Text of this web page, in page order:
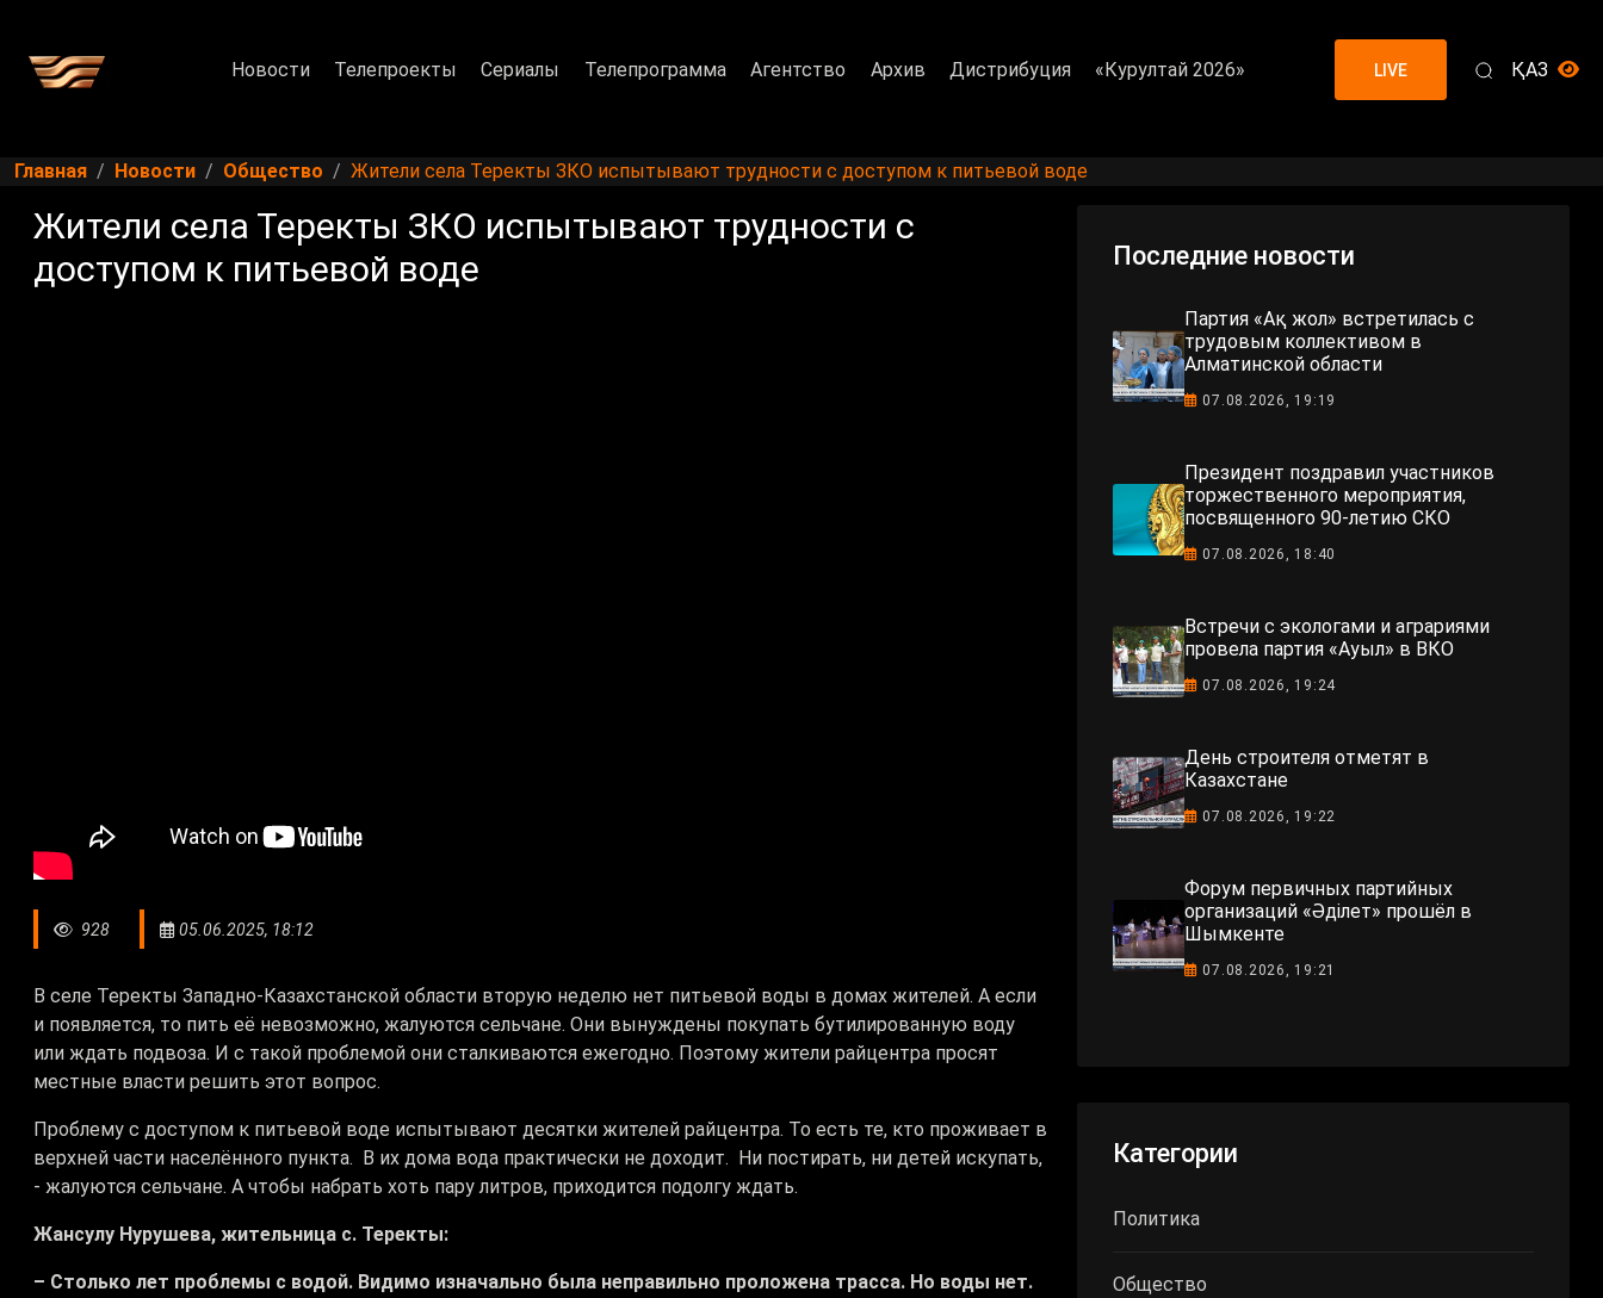
Новости Телепроекты Сериалы Телепрограмма Агентство Архив Дистрибуция «Курултай 2026» LIVE ҚАЗ
Главная Новости Общество Жители села Теректы ЗКО испытывают трудности с доступом к питьевой воде
Жители села Теректы ЗКО испытывают трудности с
доступом к питьевой воде
928 05.06.2025, 18:12
В селе Теректы Западно-Казахстанской области вторую неделю нет питьевой воды в домах жителей. А если
и появляется, то пить её невозможно, жалуются сельчане. Они вынуждены покупать бутилированную воду
или ждать подвоза. И с такой проблемой они сталкиваются ежегодно. Поэтому жители райцентра просят
местные власти решить этот вопрос.
Проблему с доступом к питьевой воде испытывают десятки жителей райцентра. То есть те, кто проживает в
верхней части населённого пункта. В их дома вода практически не доходит. Ни постирать, ни детей искупать,
- жалуются сельчане. А чтобы набрать хоть пару литров, приходится подолгу ждать.
Жансулу Нурушева, жительница с. Теректы:
– Столько лет проблемы с водой. Видимо изначально была неправильно проложена трасса. Но воды нет.
Последние новости
Партия «Ақ жол» встретилась с
трудовым коллективом в
Алматинской области
07.08.2026, 19:19
Президент поздравил участников
торжественного мероприятия,
посвященного 90-летию СКО
07.08.2026, 18:40
Встречи с экологами и аграриями
провела партия «Ауыл» в ВКО
07.08.2026, 19:24
День строителя отметят в
Казахстане
07.08.2026, 19:22
Форум первичных партийных
организаций «Әділет» прошёл в
Шымкенте
07.08.2026, 19:21
Категории
Политика
Общество